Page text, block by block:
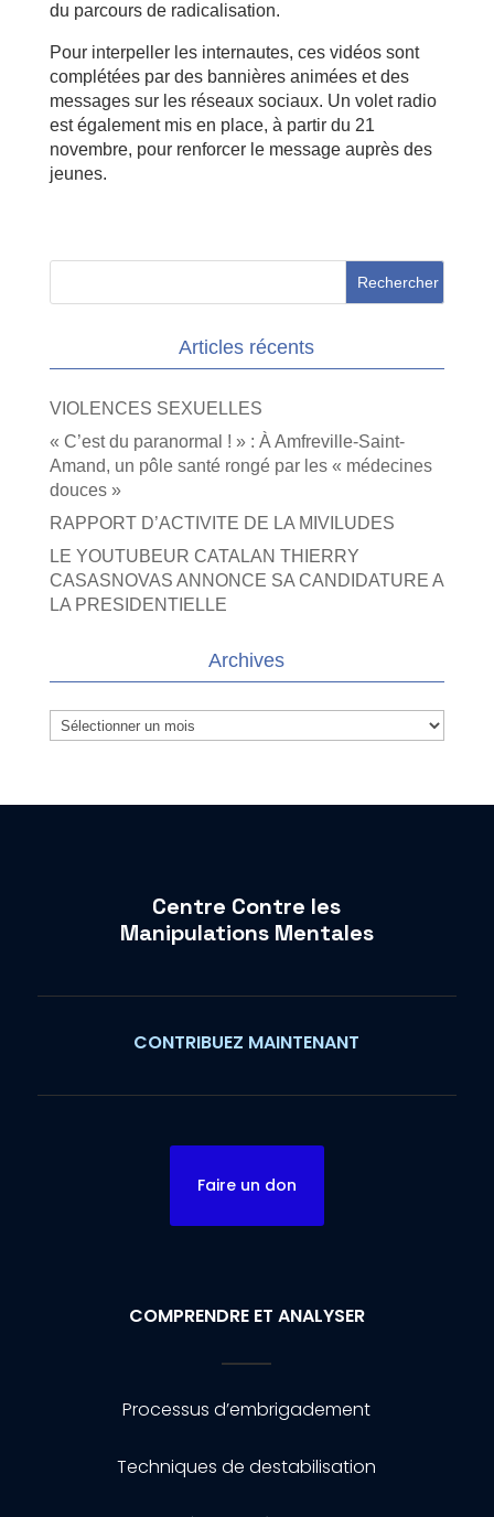
du parcours de radicalisation.
Pour interpeller les internautes, ces vidéos sont
complétées par des bannières animées et des
messages sur les réseaux sociaux. Un volet radio
est également mis en place, à partir du 21
novembre, pour renforcer le message auprès des
jeunes.
Articles récents
VIOLENCES SEXUELLES
« C’est du paranormal ! » : À Amfreville-Saint-
Amand, un pôle santé rongé par les « médecines
douces »
RAPPORT D’ACTIVITE DE LA MIVILUDES
LE YOUTUBEUR CATALAN THIERRY
CASASNOVAS ANNONCE SA CANDIDATURE A
LA PRESIDENTIELLE
Archives
Archives
Centre Contre les
Manipulations Mentales
CONTRIBUEZ MAINTENANT
Faire un don
COMPRENDRE ET ANALYSER
Processus d’embrigadement
Techniques de destabilisation